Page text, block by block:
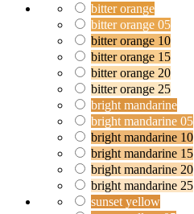
bitter orange
bitter orange 05
bitter orange 10
bitter orange 15
bitter orange 20
bitter orange 25
bright mandarine
bright mandarine 05
bright mandarine 10
bright mandarine 15
bright mandarine 20
bright mandarine 25
sunset yellow